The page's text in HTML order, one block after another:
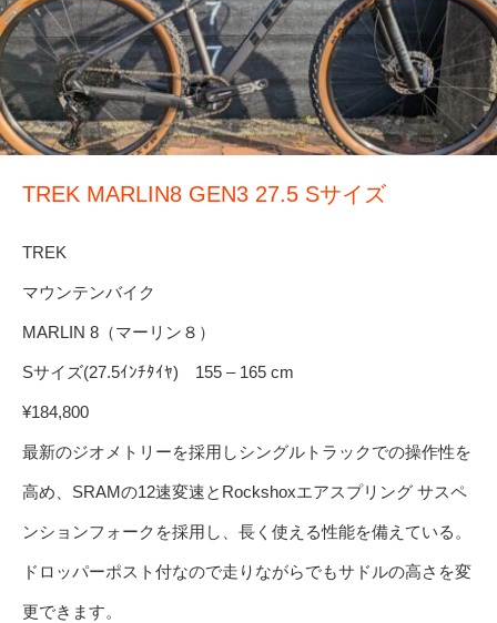
TREK MARLIN8 GEN3 27.5 Sサイズ
TREK
マウンテンバイク
MARLIN 8（マーリン８）
Sサイズ(27.5ｲﾝﾁﾀｲﾔ) 155 – 165 cm
¥184,800
最新のジオメトリーを採用しシングルトラックでの操作性を
高め、SRAMの12速変速とRockshoxエアスプリング サスペ
ンションフォークを採用し、長く使える性能を備えている。
ドロッパーポスト付なので走りながらでもサドルの高さを変
更できます。